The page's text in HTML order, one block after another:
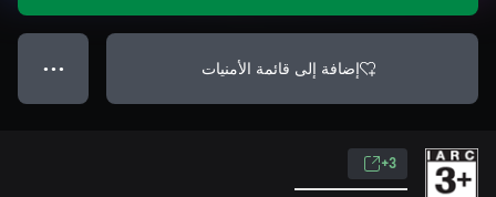
إضافة إلى قائمة الأمنيات ● ● ●
3+